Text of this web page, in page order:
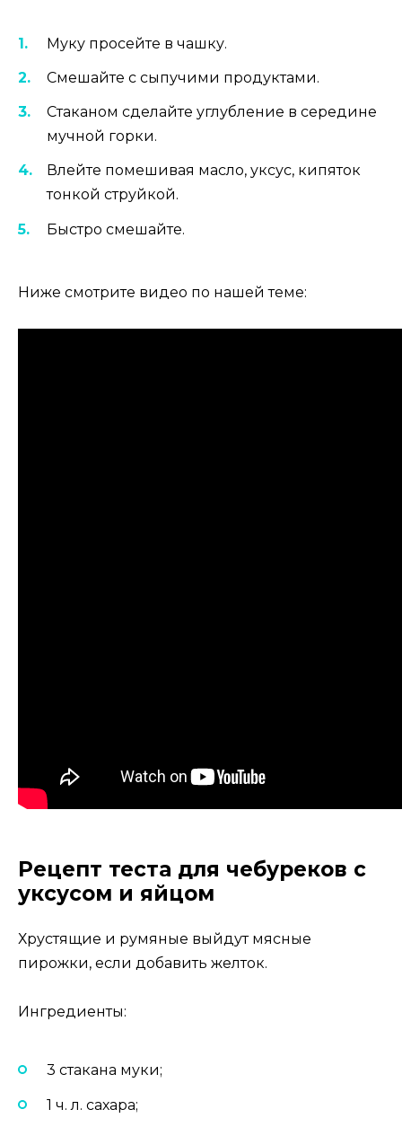
Муку просейте в чашку.
Смешайте с сыпучими продуктами.
Стаканом сделайте углубление в середине
мучной горки.
Влейте помешивая масло, уксус, кипяток
тонкой струйкой.
Быстро смешайте.
Ниже смотрите видео по нашей теме:
Рецепт теста для чебуреков с
уксусом и яйцом
Хрустящие и румяные выйдут мясные
пирожки, если добавить желток.
Ингредиенты:
3 стакана муки;
1 ч. л. сахара;